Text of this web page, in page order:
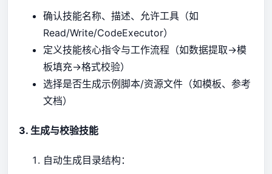
确认技能名称、描述、允许工具（如
Read/Write/CodeExecutor）
定义技能核心指令与工作流程（如数据提取→模
板填充→格式校验）
选择是否生成示例脚本/资源文件（如模板、参考
文档）
3. 生成与校验技能
自动生成目录结构：